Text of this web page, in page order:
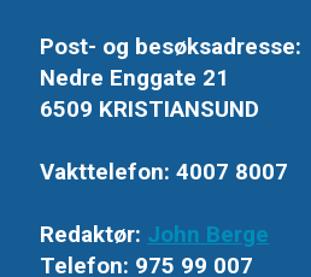
Post- og besøksadresse:
Nedre Enggate 21
6509 KRISTIANSUND
Vakttelefon: 4007 8007
Redaktør: John Berge
Telefon: 975 99 007